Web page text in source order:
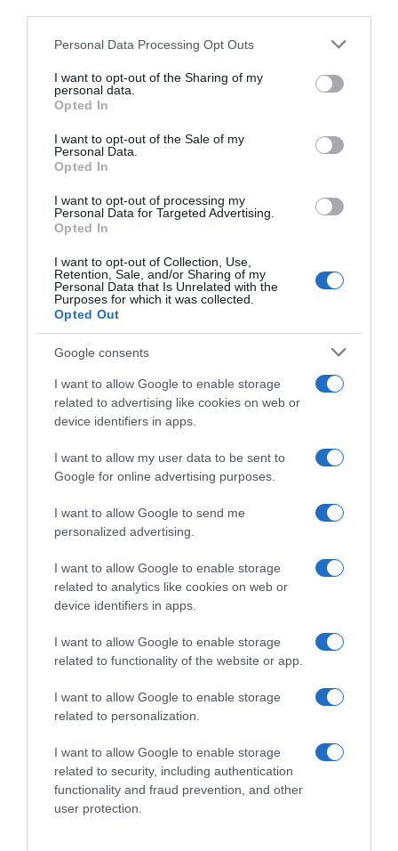
Please note that this website/app uses one or more Google
not limited to your visit or usage behaviour. You may click to
grant or deny consent to Google and its third-party tags to
use your data for below specified purposes in below Google
consent section.
Personal Data Processing Opt Outs
I want to opt-out of the Sharing of my
personal data.
Opted In
I want to opt-out of the Sale of my
Personal Data.
Opted In
I want to opt-out of processing my
Personal Data for Targeted Advertising.
Opted In
I want to opt-out of Collection, Use,
Retention, Sale, and/or Sharing of my
Personal Data that Is Unrelated with the
Purposes for which it was collected.
Opted Out
Google consents
I want to allow Google to enable storage
related to advertising like cookies on web or
device identifiers in apps.
I want to allow my user data to be sent to
Google for online advertising purposes.
I want to allow Google to send me
personalized advertising.
I want to allow Google to enable storage
related to analytics like cookies on web or
device identifiers in apps.
I want to allow Google to enable storage
related to functionality of the website or app.
I want to allow Google to enable storage
related to personalization.
I want to allow Google to enable storage
related to security, including authentication
functionality and fraud prevention, and other
user protection.
Παρακαλώ Περιμένετε...
ΔΕΥΤΕΡΑ – ΡΕΜΟΣ ΑΝΤΩΝΗΣ